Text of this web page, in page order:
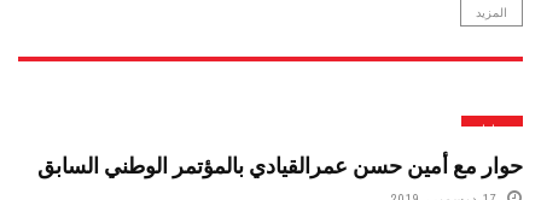
المزيد
حوارات
حوار مع أمين حسن عمرالقيادي بالمؤتمر الوطني السابق